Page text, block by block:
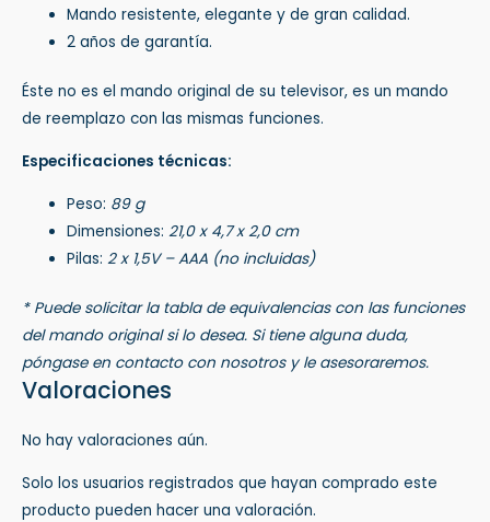
Mando resistente, elegante y de gran calidad.
2 años de garantía.
Éste no es el mando original de su televisor, es un mando
de reemplazo con las mismas funciones.
Especificaciones técnicas:
Peso: 89 g
Dimensiones:21,0 x 4,7 x 2,0 cm
Pilas:2 x 1,5V – AAA (no incluidas)
* Puede solicitar la tabla de equivalencias con las funciones
del mando original si lo desea. Si tiene alguna duda,
póngase en contacto con nosotros y le asesoraremos.
Valoraciones
No hay valoraciones aún.
Solo los usuarios registrados que hayan comprado este
producto pueden hacer una valoración.